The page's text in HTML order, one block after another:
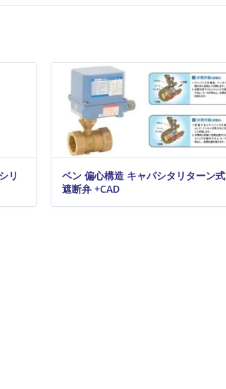
リ
ベン 偏心構造 キャパシタリターン式
遮断弁 +CAD